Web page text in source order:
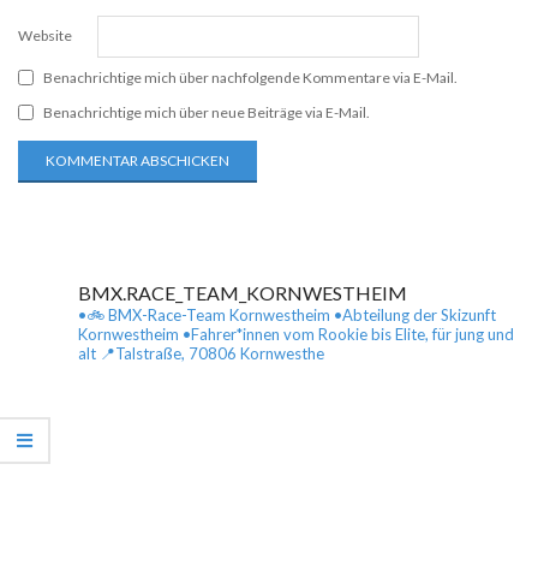
Website
Benachrichtige mich über nachfolgende Kommentare via E-Mail.
Benachrichtige mich über neue Beiträge via E-Mail.
BMX.RACE_TEAM_KORNWESTHEIM
•🚲 BMX-Race-Team Kornwestheim •Abteilung der Skizunft
Kornwestheim •Fahrer*innen vom Rookie bis Elite, für jung und
alt 📍Talstraße, 70806 Kornwesthe